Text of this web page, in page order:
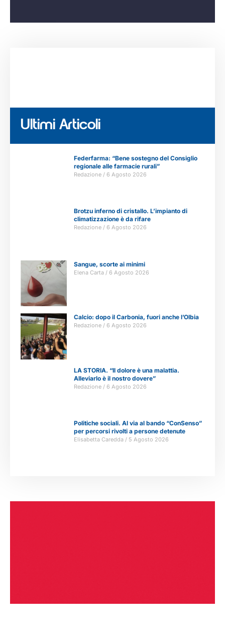
Ultimi Articoli
Federfarma: “Bene sostegno del Consiglio
regionale alle farmacie rurali”
Redazione 6 Agosto 2026
Brotzu inferno di cristallo. L’impianto di
climatizzazione è da rifare
Redazione 6 Agosto 2026
Sangue, scorte ai minimi
Elena Carta 6 Agosto 2026
Calcio: dopo il Carbonia, fuori anche l’Olbia
Redazione 6 Agosto 2026
LA STORIA. “Il dolore è una malattia.
Alleviarlo è il nostro dovere”
Redazione 6 Agosto 2026
Politiche sociali. Al via al bando “ConSenso”
per percorsi rivolti a persone detenute
Elisabetta Caredda 5 Agosto 2026